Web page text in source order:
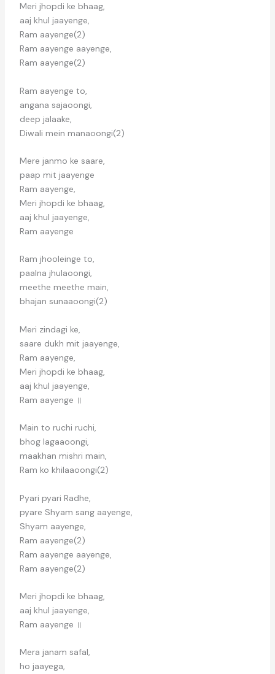
Meri jhopdi ke bhaag,
aaj khul jaayenge,
Ram aayenge(2)
Ram aayenge aayenge,
Ram aayenge(2)
Ram aayenge to,
angana sajaoongi,
deep jalaake,
Diwali mein manaoongi(2)
Mere janmo ke saare,
paap mit jaayenge
Ram aayenge,
Meri jhopdi ke bhaag,
aaj khul jaayenge,
Ram aayenge
Ram jhooleinge to,
paalna jhulaoongi,
meethe meethe main,
bhajan sunaaoongi(2)
Meri zindagi ke,
saare dukh mit jaayenge,
Ram aayenge,
Meri jhopdi ke bhaag,
aaj khul jaayenge,
Ram aayenge ॥
Main to ruchi ruchi,
bhog lagaaoongi,
maakhan mishri main,
Ram ko khilaaoongi(2)
Pyari pyari Radhe,
pyare Shyam sang aayenge,
Shyam aayenge,
Ram aayenge(2)
Ram aayenge aayenge,
Ram aayenge(2)
Meri jhopdi ke bhaag,
aaj khul jaayenge,
Ram aayenge ॥
Mera janam safal,
ho jaayega,